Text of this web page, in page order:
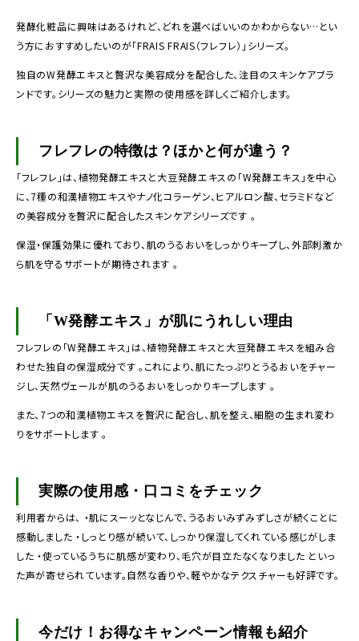
発酵化粧品に興味はあるけれど、どれを選べばいいのかわからない…とい
う方におすすめしたいのが「FRAIS FRAIS（フレフレ）」シリーズ。
独自のW発酵エキスと贅沢な美容成分を配合した、注目のスキンケアブラ
ンドです。シリーズの魅力と実際の使用感を詳しくご紹介します。
フレフレの特徴は？ほかと何が違う？
「フレフレ」は、植物発酵エキスと大豆発酵エキスの「W発酵エキス」を中心
に、7種の和漢植物エキスやナノ化コラーゲン、ヒアルロン酸、セラミドなど
の美容成分を贅沢に配合したスキンケアシリーズです 。
保湿・保護効果に優れており、肌のうるおいをしっかりキープし、外部刺激か
ら肌を守るサポートが期待されます 。
「W発酵エキス」が肌にうれしい理由
フレフレの「W発酵エキス」は、植物発酵エキスと大豆発酵エキスを組み合
わせた独自の保湿成分です 。これにより、肌にたっぷりとうるおいをチャー
ジし、天然ヴェールが肌のうるおいをしっかりキープします 。
また、7つの和漢植物エキスを贅沢に配合し、肌を整え、細胞の生まれ変わ
りをサポートします 。
実際の使用感・口コミをチェック
利用者からは、 ・肌にスーッとなじんで、うるおいみずみずしさが続くことに
感動しました ・しっとり感が続いて、しっかり保湿してくれている感じがしま
した ・使っているうちに肌感が変わり、毛穴が目立たなくなりました といっ
た声が寄せられています。自然な香りや、軽やかなテクスチャーも好評です。
今だけ！お得なキャンペーン情報も紹介